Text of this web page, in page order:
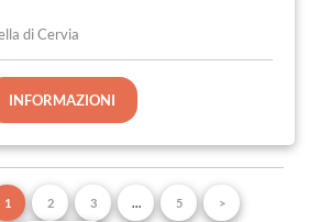
di Cervia
INFORMAZIONI
1 2 3 … 5 >